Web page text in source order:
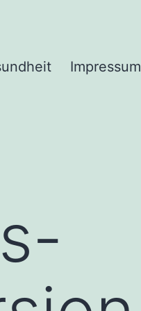
Impressum